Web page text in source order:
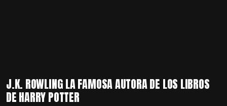
J.K. ROWLING LA FAMOSA AUTORA DE LOS LIBROS
DE HARRY POTTER